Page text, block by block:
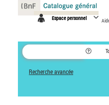
Espace personnel
Recherche avancée
Panneau de gestion des cookies